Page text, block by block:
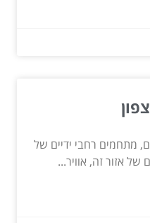
מתחמים רחבי ידיים של
של אזור זה, אוויר...